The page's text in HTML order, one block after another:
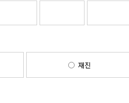
재진